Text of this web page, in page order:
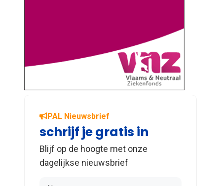
PAL Nieuwsbrief
schrijf je gratis in
Blijf op de hoogte met onze
dagelijkse nieuwsbrief